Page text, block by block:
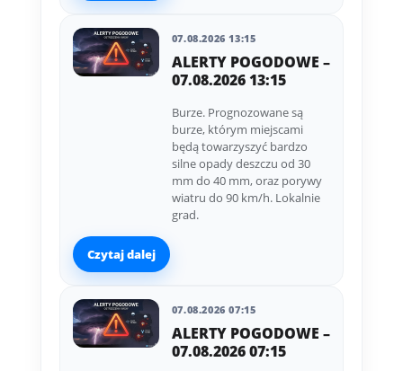
07.08.2026 13:15
ALERTY POGODOWE –
07.08.2026 13:15
Burze. Prognozowane są
burze, którym miejscami
będą towarzyszyć bardzo
silne opady deszczu od 30
mm do 40 mm, oraz porywy
wiatru do 90 km/h. Lokalnie
grad.
Czytaj dalej
07.08.2026 07:15
ALERTY POGODOWE –
07.08.2026 07:15